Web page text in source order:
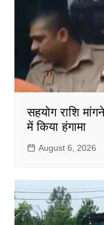
सहयोग राशि
में किया हंगामा
August 6, 2026